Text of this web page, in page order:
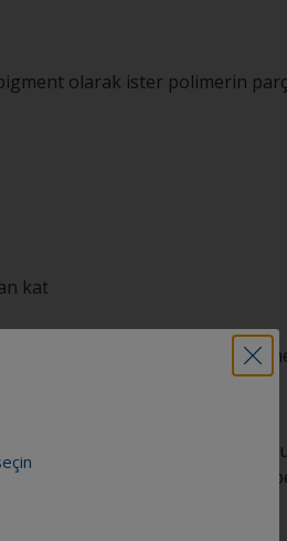
olarak ister polimerin
kat
ifade eder. Ayrıca boyanacak
boyalarda biyosit olaak
ürünleri sıklıkla bakırı,